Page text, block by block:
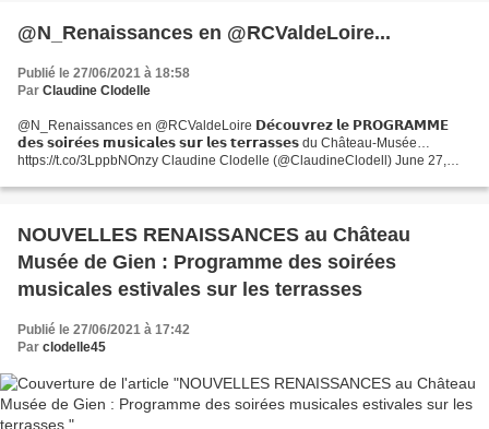
@N_Renaissances en @RCValdeLoire...
Publié le 27/06/2021 à 18:58
Par Claudine Clodelle
@N_Renaissances en @RCValdeLoire 𝗗𝗲́𝗰𝗼𝘂𝘃𝗿𝗲𝘇 𝗹𝗲 𝗣𝗥𝗢𝗚𝗥𝗔𝗠𝗠𝗘
𝗱𝗲𝘀 𝘀𝗼𝗶𝗿𝗲́𝗲𝘀 𝗺𝘂𝘀𝗶𝗰𝗮𝗹𝗲𝘀 𝘀𝘂𝗿 𝗹𝗲𝘀 𝘁𝗲𝗿𝗿𝗮𝘀𝘀𝗲𝘀 du Château-Musée…
https://t.co/3LppbNOnzy Claudine Clodelle (@ClaudineClodell) June 27,
NOUVELLES RENAISSANCES au Château
Musée de Gien : Programme des soirées
musicales estivales sur les terrasses
Publié le 27/06/2021 à 17:42
Par clodelle45